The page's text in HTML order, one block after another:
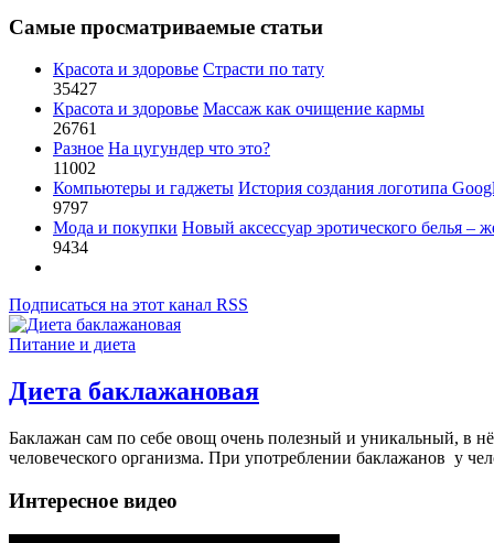
Самые просматриваемые статьи
Красота и здоровье Страсти по тату
35427
Красота и здоровье Массаж как очищение кармы
26761
Разное На цугундер что это?
11002
Компьютеры и гаджеты История создания логотипа
9797
Мода и покупки Новый аксессуар эротического белья –
9434
Подписаться на этот канал RSS
Питание и диета
Диета баклажановая
Баклажан сам по себе овощ очень полезный и уникальный, в
человеческого организма. При употреблении баклажанов у
Интересное видео